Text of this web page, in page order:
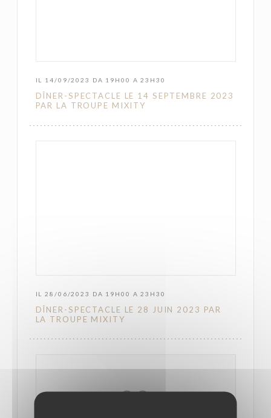
IL 14/09/2023 DA 19H00 A 23H30
DÎNER-SPECTACLE LE 14 SEPTEMBRE 2023
PAR LA TROUPE MIXITY
IL 28/06/2023 DA 19H00 A 23H30
DÎNER-SPECTACLE LE 28 JUIN 2023 PAR
LA TROUPE MIXITY